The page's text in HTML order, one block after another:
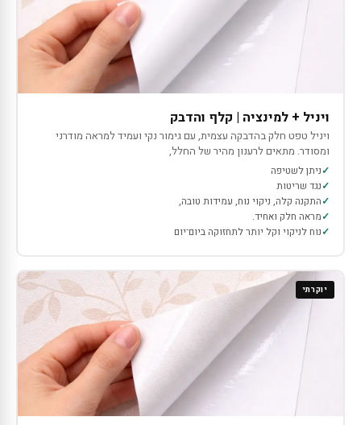
ויניל + למינציה | קלף והדבק
ויניל טפט חלק בהדבקה עצמית, עם גימור נקי ועמיד למראה מודרני
ומסודר. מתאים לרענון מהיר של החלל,
ניתן לשטיפה
נגד שריטות
התקנה קלה, ניקוי נוח, עמידות טובה,
מראה חלק ואחיד.
נוח לניקוי וקל יותר לתחזוקה ביום־יום
יוקרתי